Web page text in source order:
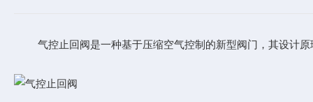
气控止回阀是一种基于压缩空气控制的新型阀门，其设计原